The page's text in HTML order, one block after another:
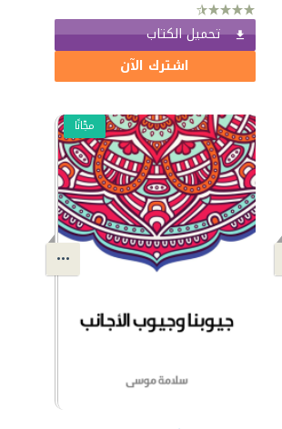
تحميل الكتاب
اشترك الآن
مجّانًا